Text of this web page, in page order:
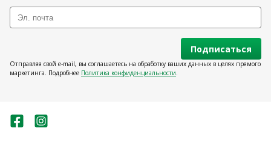
Подписаться
Отправляя свой e-mail, вы соглашаетесь на обработку ваших данных в целях прямого
маркетинга. Подробнее Политика конфиденциальности.